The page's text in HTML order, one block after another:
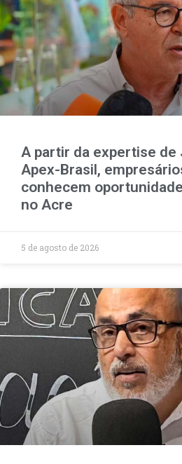
A partir da expertise de
Apex-Brasil,
conhecem
no Acre
5 de agosto de 2026